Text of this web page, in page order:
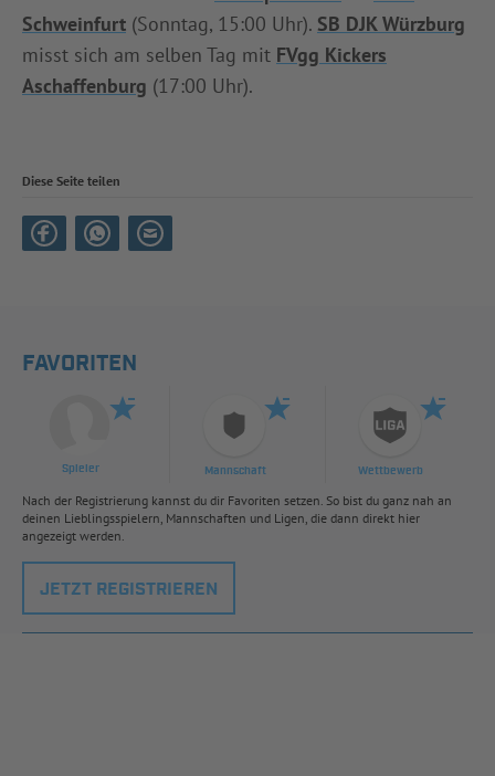
Schweinfurt (Sonntag, 15:00 Uhr). SB DJK Würzburg
misst sich am selben Tag mit FVgg Kickers
Aschaffenburg (17:00 Uhr).
Diese Seite teilen
FAVORITEN
Spieler Mannschaft Wettbewerb
Nach der Registrierung kannst du dir Favoriten setzen. So bist du ganz nah an
deinen Lieblingsspielern, Mannschaften und Ligen, die dann direkt hier
angezeigt werden.
JETZT REGISTRIEREN